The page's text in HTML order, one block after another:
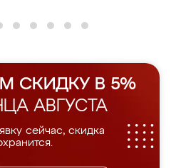
СКИДКУ В 5%
АВГУСТА
сейчас, скидка